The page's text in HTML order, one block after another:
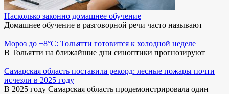
Насколько законно домашнее обучение
Домашнее обучение в разговорной речи часто называют
Мороз до −8°C: Тольятти готовится к холодной неделе
В Тольятти на ближайшие дни синоптики прогнозируют
Самарская область поставила рекорд: лесные пожары почти
исчезли в 2025 году
В 2025 году Самарская область продемонстрировала один